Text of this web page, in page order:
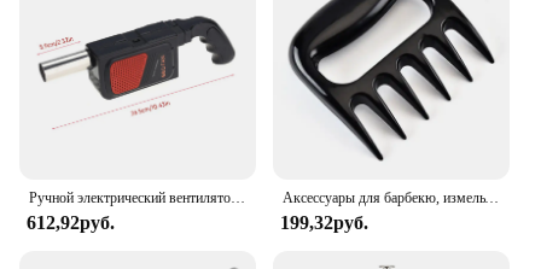
Ручной электрический вентилятор для барбекю, портативный вентилятор для кемпинга, барбекю, пикника, инструмент для приготовления барбекю, аксессуары для пекарни, гриля
612,92руб.
Аксессуары для барбекю, измельчитель мяса, прочный съемник свинины, вилка для барбекю, коготь медведя, нож для фруктов и овощей, кухонные инструменты
199,32руб.